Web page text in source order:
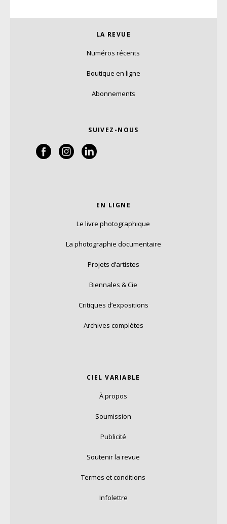
LA REVUE
Numéros récents
Boutique en ligne
Abonnements
SUIVEZ-NOUS
EN LIGNE
Le livre photographique
La photographie documentaire
Projets d’artistes
Biennales & Cie
Critiques d’expositions
Archives complètes
CIEL VARIABLE
À propos
Soumission
Publicité
Soutenir la revue
Termes et conditions
Infolettre